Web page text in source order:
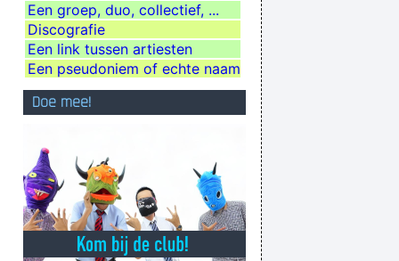
going through.~ David Bowie
Fuzz, which you plugged straight into a
pretty good for our age.~ Steve Lukather
Brought Colors To My Life~ George Strait
love when music does that.~ Dave Gahan
in between are doors
there, play what's not there.
~ Miles Davis
Een groep, duo, collectief, ...
Discografie
Een link tussen artiesten
Een pseudoniem of echte naam
Doe mee!